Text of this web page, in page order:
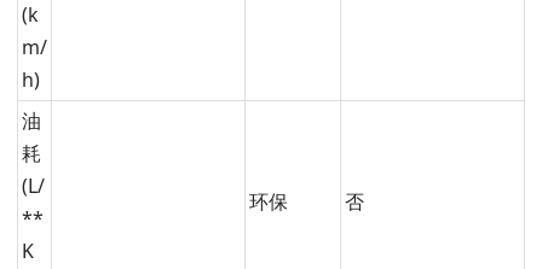
(k
m/
h)
油
耗
(L/
**
K
环保 否